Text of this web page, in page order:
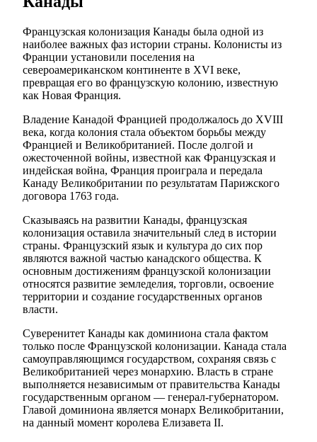
Французская колонизация Канады была одной из
наиболее важных фаз истории страны. Колонисты из
Франции установили поселения на
североамериканском континенте в XVI веке,
превращая его во французскую колонию, известную
как Новая Франция.
Владение Канадой Францией продолжалось до XVIII
века, когда колония стала объектом борьбы между
Францией и Великобританией. После долгой и
ожесточенной войны, известной как Французская и
индейская война, Франция проиграла и передала
Канаду Великобритании по результатам Парижского
договора 1763 года.
Сказываясь на развитии Канады, французская
колонизация оставила значительный след в истории
страны. Французский язык и культура до сих пор
являются важной частью канадского общества. К
основным достижениям французской колонизации
относятся развитие земледелия, торговли, освоение
территории и создание государственных органов
власти.
Суверенитет Канады как доминиона стала фактом
только после Французской колонизации. Канада стала
самоуправляющимся государством, сохраняя связь с
Великобританией через монархию. Власть в стране
выполняется независимым от правительства Канады
государственным органом — генерал-губернатором.
Главой доминиона является монарх Великобритании,
на данный момент королева Елизавета II.